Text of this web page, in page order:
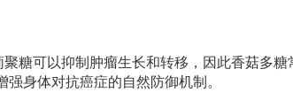
糖可以抑制肿瘤生长和转移，因此香菇多糖
身体对抗癌症的自然防御机制。